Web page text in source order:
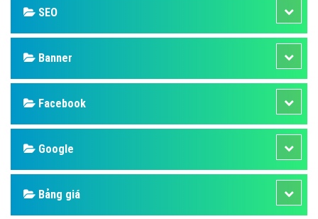
SEO
Banner
Facebook
Google
Bảng giá